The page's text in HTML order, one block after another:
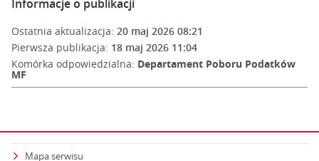
Informacje o publikacji
Ostatnia aktualizacja: 20 maj 2026 08:21
Pierwsza publikacja: 18 maj 2026 11:04
Komórka odpowiedzialna: Departament Poboru Podatków
MF
Mapa serwisu